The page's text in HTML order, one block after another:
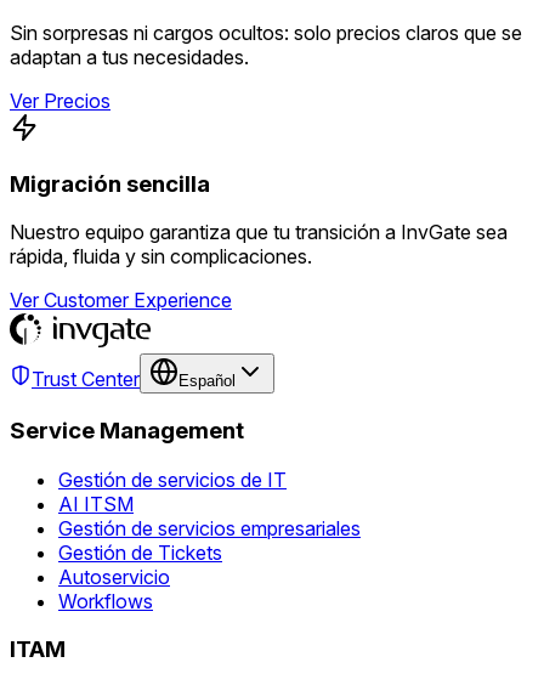
Sin sorpresas ni cargos ocultos: solo precios claros que se
adaptan a tus necesidades.
Ver Precios
Migración sencilla
Nuestro equipo garantiza que tu transición a InvGate sea
rápida, fluida y sin complicaciones.
Ver Customer Experience
Trust Center Español
Service Management
Gestión de servicios de IT
AI ITSM
Gestión de servicios empresariales
Gestión de Tickets
Autoservicio
Workflows
ITAM